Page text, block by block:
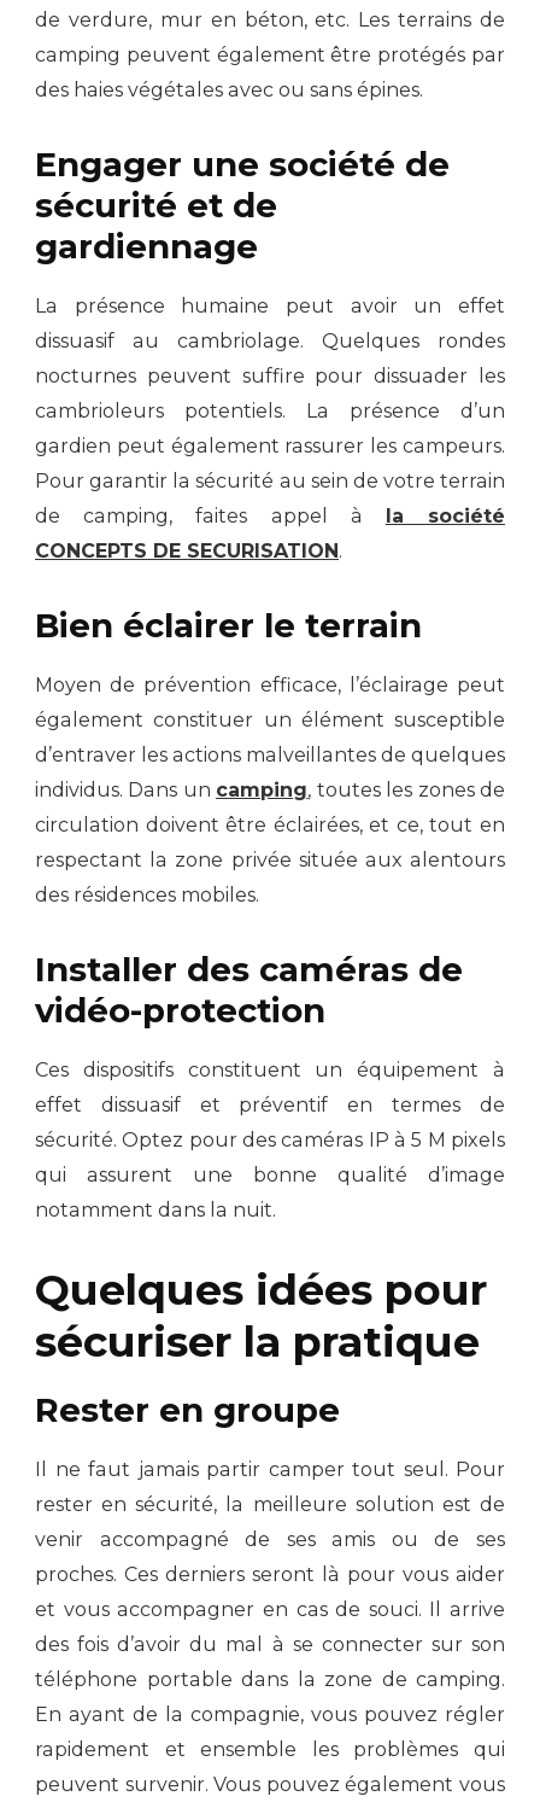
de verdure, mur en béton, etc. Les terrains de
camping peuvent également être protégés par
des haies végétales avec ou sans épines.
Engager une société de
sécurité et de
gardiennage
La présence humaine peut avoir un effet
dissuasif au cambriolage. Quelques rondes
nocturnes peuvent suffire pour dissuader les
cambrioleurs potentiels. La présence d’un
gardien peut également rassurer les campeurs.
Pour garantir la sécurité au sein de votre terrain
de camping, faites appel à
la société
CONCEPTS DE SECURISATION .
Bien éclairer le terrain
Moyen de prévention efficace, l’éclairage peut
également constituer un élément susceptible
d’entraver les actions malveillantes de quelques
individus. Dans un camping, toutes les zones de
circulation doivent être éclairées, et ce, tout en
respectant la zone privée située aux alentours
des résidences mobiles.
Installer des caméras de
vidéo-protection
Ces dispositifs constituent un équipement à
effet dissuasif et préventif en termes de
sécurité. Optez pour des caméras IP à 5 M pixels
qui assurent une bonne qualité d’image
notamment dans la nuit.
Quelques idées pour
sécuriser la pratique
Rester en groupe
Il ne faut jamais partir camper tout seul. Pour
rester en sécurité, la meilleure solution est de
venir accompagné de ses amis ou de ses
proches. Ces derniers seront là pour vous aider
et vous accompagner en cas de souci. Il arrive
des fois d’avoir du mal à se connecter sur son
téléphone portable dans la zone de camping.
En ayant de la compagnie, vous pouvez régler
rapidement et ensemble les problèmes qui
peuvent survenir. Vous pouvez également vous